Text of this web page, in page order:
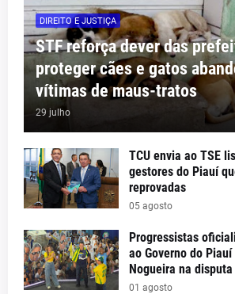
DIREITO E JUSTIÇA
STF reforça dever das
proteger cães e gatos
vítimas de maus-tratos
29 julho
TCU envia ao TSE
gestores do Piauí
reprovadas
05 agosto
Progressistas
ao Governo do
Nogueira na
01 agosto